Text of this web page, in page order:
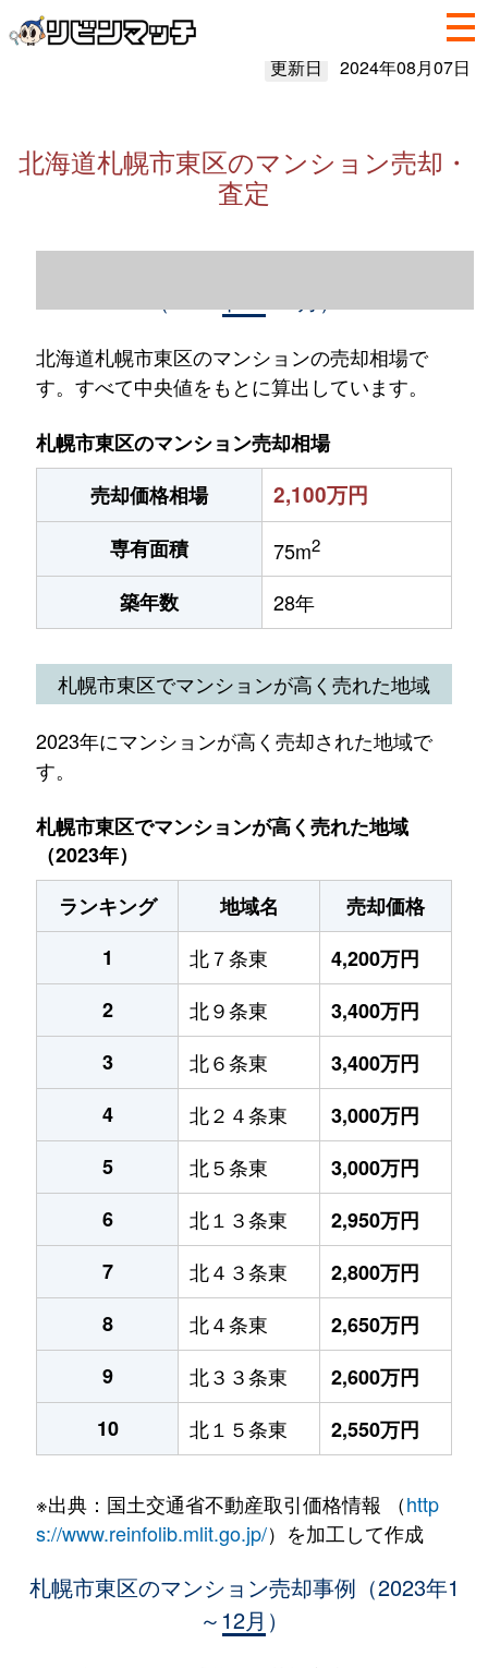
更新日 2024年08月07日
北海道札幌市東区のマンション売却・
査定
北海道札幌市東区のマンションの売却相場で
す。すべて中央値をもとに算出しています。
札幌市東区のマンション売却相場
売却価格相場
2,100万円
専有面積 75m2
築年数 28年
札幌市東区でマンションが高く売れた地域
2023年にマンションが高く売却された地域で
す。
札幌市東区でマンションが高く売れた地域
（2023年）
ランキング
地域名
売却価格
1
北７条東
4,200万円
2
北９条東
3,400万円
3
北６条東
3,400万円
4
北２４条東
3,000万円
5
北５条東
3,000万円
6
北１３条東
2,950万円
7
北４３条東
2,800万円
8
北４条東
2,650万円
9
北３３条東
2,600万円
10
北１５条東 2,550万円
※出典：国土交通省不動産取引価格情報 （http
s://www.reinfolib.mlit.go.jp/）を加工して作成
札幌市東区のマンション売却事例（2023年1
～12月）